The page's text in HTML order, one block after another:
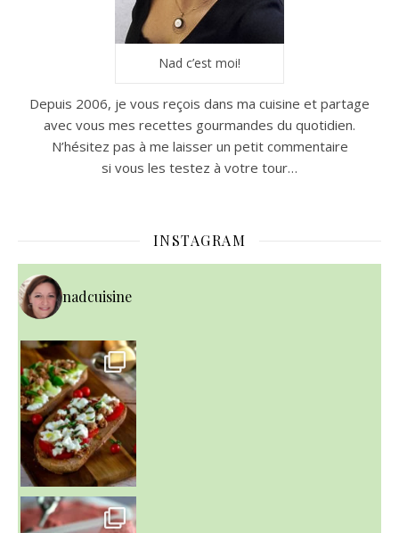
Nad c’est moi!
Depuis 2006, je vous reçois dans ma cuisine et partage
avec vous mes recettes gourmandes du quotidien.
N’hésitez pas à me laisser un petit commentaire
si vous les testez à votre tour…
INSTAGRAM
nadcuisine
~ NICE CREAM À LA FRAISE ~
Presque un mois que